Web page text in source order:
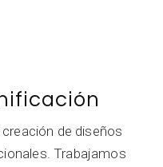
de diseños
Trabajamos